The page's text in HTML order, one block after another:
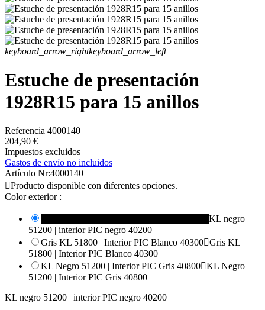
keyboard_arrow_rightkeyboard_arrow_left
Estuche de presentación
1928R15 para 15 anillos
Referencia 4000140
204,90 €
Impuestos excluidos
Gastos de envío no incluidos
Artículo Nr:4000140
Producto disponible con diferentes opciones.
Color exterior :
KL negro
51200 | interior PIC negro 40200
Gris KL 51800 | Interior PIC Blanco 40300Gris KL
51800 | Interior PIC Blanco 40300
KL Negro 51200 | Interior PIC Gris 40800KL Negro
51200 | Interior PIC Gris 40800
KL negro 51200 | interior PIC negro 40200